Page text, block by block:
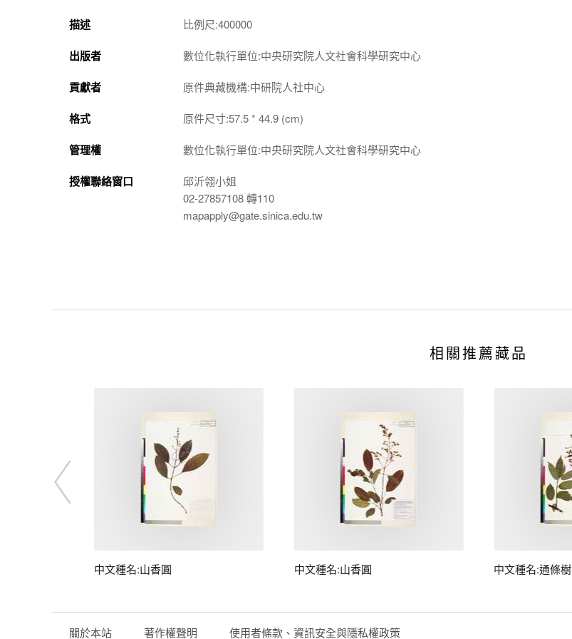
描述
比例尺:400000
出版者 數位化執行單位:中央研究院人文社會科學研究中心
貢獻者 原件典藏機構:中研院人社中心
格式 原件尺寸:57.5 * 44.9 (cm)
管理權 數位化執行單位:中央研究院人文社會科學研究中心
授權聯絡窗口
邱沂翎小姐
02-27857108 轉110
mapapply@gate.sinica.edu.tw
相關推薦藏品
中文種名:山香圓 中文種名:山香圓 中文種名:通條樹
關於本站 著作權聲明 使用者條款、資訊安全與隱私權政策